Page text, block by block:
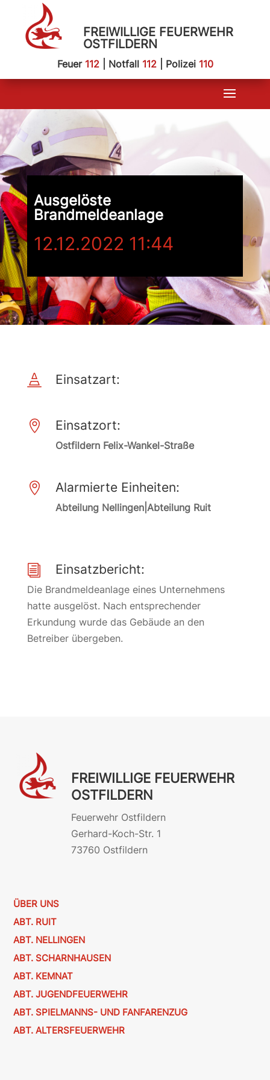
FREIWILLIGE FEUERWEHR
OSTFILDERN
Feuer 112| Notfall 112| Polizei 110
Ausgelöste
Brandmeldeanlage
12.12.2022 11:44
 Einsatzart:
 Einsatzort:
Ostfildern Felix-Wankel-Straße
 Alarmierte Einheiten:
Abteilung Nellingen|Abteilung Ruit
i Einsatzbericht:
Die Brandmeldeanlage eines Unternehmens
hatte ausgelöst. Nach entsprechender
Erkundung wurde das Gebäude an den
Betreiber übergeben.
FREIWILLIGE FEUERWEHR
OSTFILDERN
Feuerwehr Ostfildern
Gerhard-Koch-Str. 1
73760 Ostfildern
ÜBER UNS
ABT. RUIT
ABT. NELLINGEN
ABT. SCHARNHAUSEN
ABT. KEMNAT
ABT. JUGENDFEUERWEHR
ABT. SPIELMANNS- UND FANFARENZUG
ABT. ALTERSFEUERWEHR